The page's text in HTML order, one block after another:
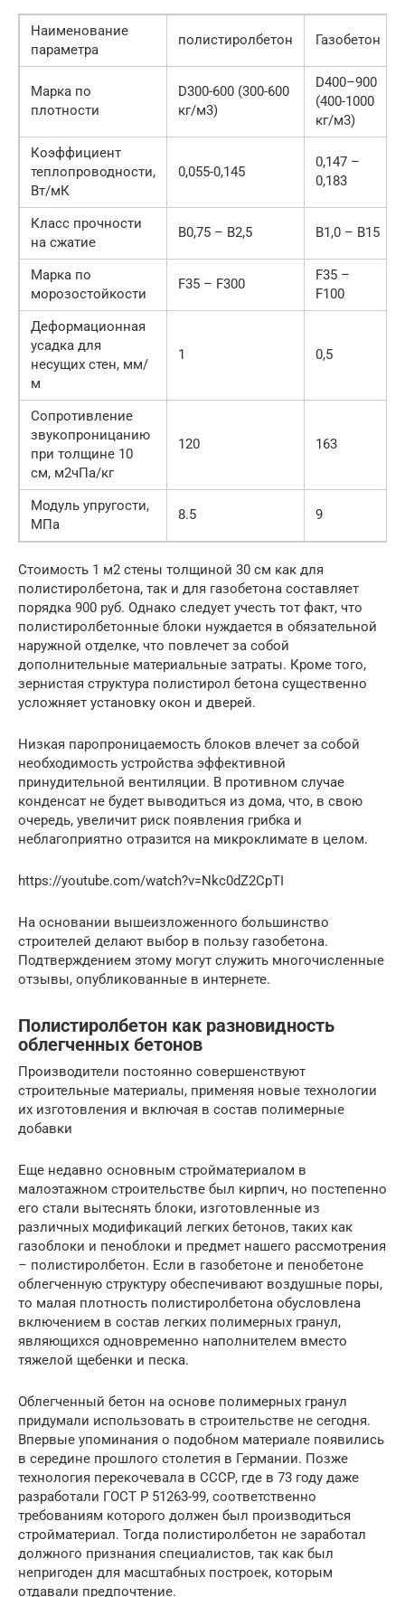
Наименование
параметра
полистиролбетон Газобетон
Марка по
плотности
D300-600 (300-600
кг/м3)
D400–900
(400-1000
кг/м3)
Коэффициент
теплопроводности,
Вт/мК
0,055-0,145
0,147 –
0,183
Класс прочности
на сжатие
В0,75 – В2,5 В1,0 – В15
Марка по
морозостойкости
F35 – F300
F35 –
F100
Деформационная
усадка для
несущих стен, мм/
м
1 0,5
Сопротивление
звукопроницанию
при толщине 10
см, м2чПа/кг
120 163
Модуль упругости,
МПа
8.5 9
Стоимость 1 м2 стены толщиной 30 см как для
полистиролбетона, так и для газобетона составляет
порядка 900 руб. Однако следует учесть тот факт, что
полистиролбетонные блоки нуждается в обязательной
наружной отделке, что повлечет за собой
дополнительные материальные затраты. Кроме того,
зернистая структура полистирол бетона существенно
усложняет установку окон и дверей.
Низкая паропроницаемость блоков влечет за собой
необходимость устройства эффективной
принудительной вентиляции. В противном случае
конденсат не будет выводиться из дома, что, в свою
очередь, увеличит риск появления грибка и
неблагоприятно отразится на микроклимате в целом.
https://youtube.com/watch?v=Nkc0dZ2CpTI
На основании вышеизложенного большинство
строителей делают выбор в пользу газобетона.
Подтверждением этому могут служить многочисленные
отзывы, опубликованные в интернете.
Полистиролбетон как разновидность
облегченных бетонов
Производители постоянно совершенствуют
строительные материалы, применяя новые технологии
их изготовления и включая в состав полимерные
добавки
Еще недавно основным стройматериалом в
малоэтажном строительстве был кирпич, но постепенно
его стали вытеснять блоки, изготовленные из
различных модификаций легких бетонов, таких как
газоблоки и пеноблоки и предмет нашего рассмотрения
– полистиролбетон. Если в газобетоне и пенобетоне
облегченную структуру обеспечивают воздушные поры,
то малая плотность полистиролбетона обусловлена
включением в состав легких полимерных гранул,
являющихся одновременно наполнителем вместо
тяжелой щебенки и песка.
Облегченный бетон на основе полимерных гранул
придумали использовать в строительстве не сегодня.
Впервые упоминания о подобном материале появились
в середине прошлого столетия в Германии. Позже
технология перекочевала в СССР, где в 73 году даже
разработали ГОСТ Р 51263-99, соответственно
требованиям которого должен был производиться
стройматериал. Тогда полистиролбетон не заработал
должного признания специалистов, так как был
непригоден для масштабных построек, которым
отдавали предпочтение.